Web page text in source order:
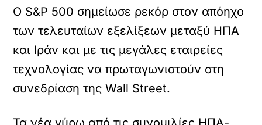
Ο S&P 500 σημείωσε ρεκόρ στον απόηχο
των τελευταίων εξελίξεων μεταξύ ΗΠΑ
και Ιράν και με τις μεγάλες εταιρείες
τεχνολογίας να πρωταγωνιστούν στη
συνεδρίαση της Wall Street.